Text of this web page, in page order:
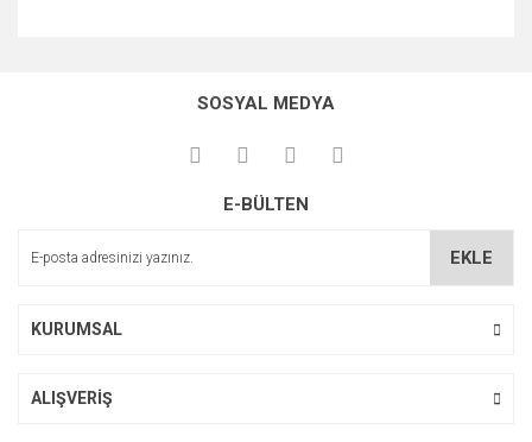
kullanarak tarafımıza iletebilirsiniz.
Görüş ve önerileriniz için teşekkür ederiz.
Ürün açıklamasında eksik bilgiler bulunuyor.
SOSYAL MEDYA
E-BÜLTEN
EKLE
KURUMSAL
ALIŞVERİŞ